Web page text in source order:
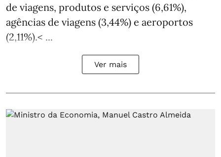
de viagens, produtos e serviços (6,61%),
agências de viagens (3,44%) e aeroportos
(2,11%).< ...
Ver mais